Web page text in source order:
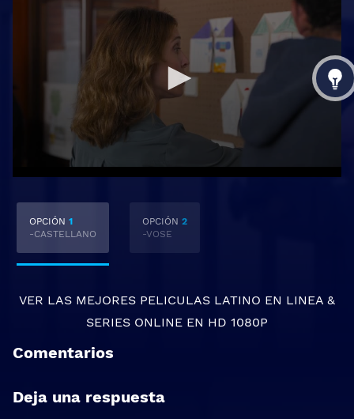
OPCIÓN 1
-CASTELLANO
OPCIÓN 2
-VOSE
VER LAS MEJORES PELICULAS LATINO EN LINEA &
SERIES ONLINE EN HD 1080P
Comentarios
Deja una respuesta